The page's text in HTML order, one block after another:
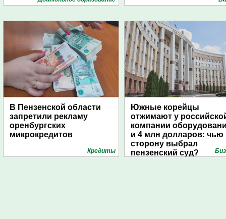
В Пензенской области
запретили рекламу
оренбургских
микрокредитов
Кредиты
Южные корейцы
отжимают у
компании
и 4 млн долларов: чью
сторону выбрал
пензенский суд?